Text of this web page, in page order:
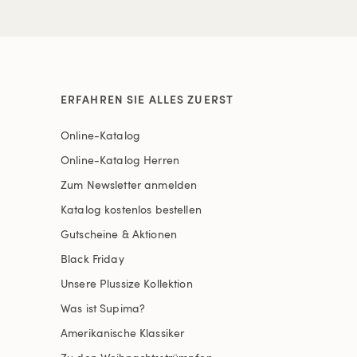
ERFAHREN SIE ALLES ZUERST
Online-Katalog
Online-Katalog Herren
Zum Newsletter anmelden
Katalog kostenlos bestellen
Gutscheine & Aktionen
Black Friday
Unsere Plussize Kollektion
Was ist Supima?
Amerikanische Klassiker